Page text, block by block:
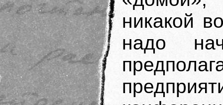
никакой
надо